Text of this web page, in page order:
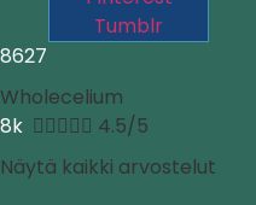
Tumblr
8627
Wholecelium
8k  4.5/5
Näytä kaikki arvostelut